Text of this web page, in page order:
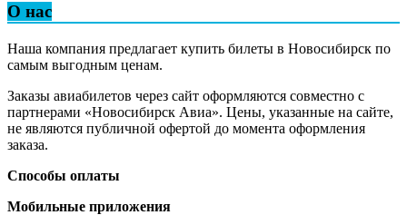
О нас
Наша компания предлагает купить билеты в Новосибирск по
самым выгодным ценам.
Заказы авиабилетов через сайт оформляются совместно с
партнерами «Новосибирск Авиа». Цены, указанные на сайте,
не являются публичной офертой до момента оформления
заказа.
Способы оплаты
Мобильные приложения